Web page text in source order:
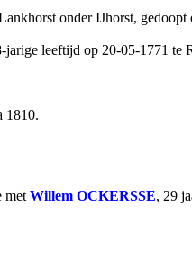
onder IJhorst,
leeftijd op 20-05-1771 te
1810.
met Willem OCKERSSE, 29